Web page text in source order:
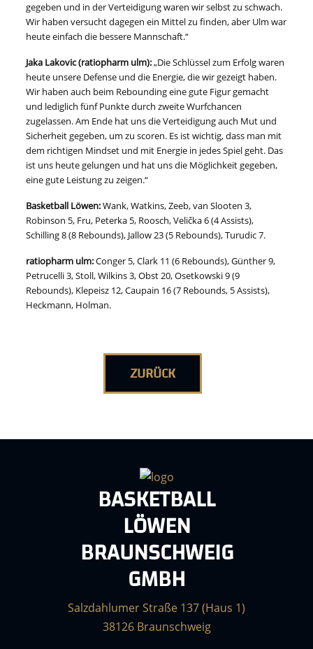
gegeben und in der Verteidigung waren wir selbst zu schwach.
Wir haben versucht dagegen ein Mittel zu finden, aber Ulm war
heute einfach die bessere Mannschaft.“
Jaka Lakovic (ratiopharm ulm):„Die Schlüssel zum Erfolg waren
heute unsere Defense und die Energie, die wir gezeigt haben.
Wir haben auch beim Rebounding eine gute Figur gemacht
und lediglich fünf Punkte durch zweite Wurfchancen
zugelassen. Am Ende hat uns die Verteidigung auch Mut und
Sicherheit gegeben, um zu scoren. Es ist wichtig, dass man mit
dem richtigen Mindset und mit Energie in jedes Spiel geht. Das
ist uns heute gelungen und hat uns die Möglichkeit gegeben,
eine gute Leistung zu zeigen.“
Basketball Löwen:Wank, Watkins, Zeeb, van Slooten 3,
Robinson 5, Fru, Peterka 5, Roosch, Velička 6 (4 Assists),
Schilling 8 (8 Rebounds), Jallow 23 (5 Rebounds), Turudic 7.
ratiopharm ulm:Conger 5, Clark 11 (6 Rebounds), Günther 9,
Petrucelli 3, Stoll, Wilkins 3, Obst 20, Osetkowski 9 (9
Rebounds), Klepeisz 12, Caupain 16 (7 Rebounds, 5 Assists),
Heckmann, Holman.
ZURÜCK
BASKETBALL
LÖWEN
BRAUNSCHWEIG
GMBH
Salzdahlumer Straße 137 (Haus 1)
38126 Braunschweig